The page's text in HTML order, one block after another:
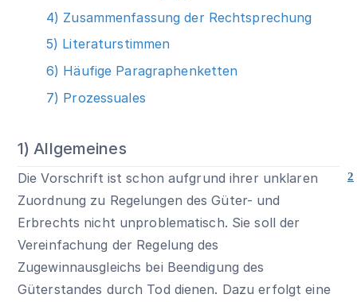
4) Zusammenfassung der Rechtsprechung
5) Literaturstimmen
6) Häufige Paragraphenketten
7) Prozessuales
1) Allgemeines
2
Die Vorschrift ist schon aufgrund ihrer unklaren
Zuordnung zu Regelungen des Güter- und
Erbrechts nicht unproblematisch. Sie soll der
Vereinfachung der Regelung des
Zugewinnausgleichs bei Beendigung des
Güterstandes durch Tod dienen. Dazu erfolgt eine